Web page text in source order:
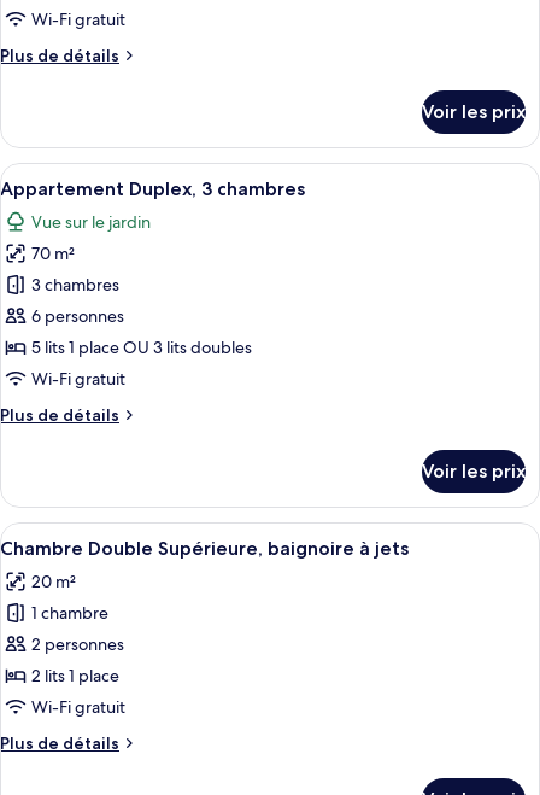
chambre :
Studio,
vue
Wi-Fi gratuit
Plus de détails
Plus
le
type
de
chambre
Studio,
vue
jardin
Voir les prix
Afficher
toutes
les
photos
pour
ce
type
de
chambre :
Appartement
chambres
Un salon moderne avec une
9
Appartement Duplex, 3 chambres
Vue sur le jardin
70 m²
3 chambres
6 personnes
5 lits 1 place OU 3 lits doubles
Wi-Fi gratuit
Plus de détails
Plus
le
type
de
Appartement
Duplex,
chambres
Voir les prix
Afficher
toutes
les
photos
pour
ce
type
chambre :
Une chambre d’hôtel moderne
9
Chambre Double Supérieure, baignoire à jets
20 m²
1 chambre
2 personnes
2 lits 1 place
Wi-Fi gratuit
Plus de détails
Plus